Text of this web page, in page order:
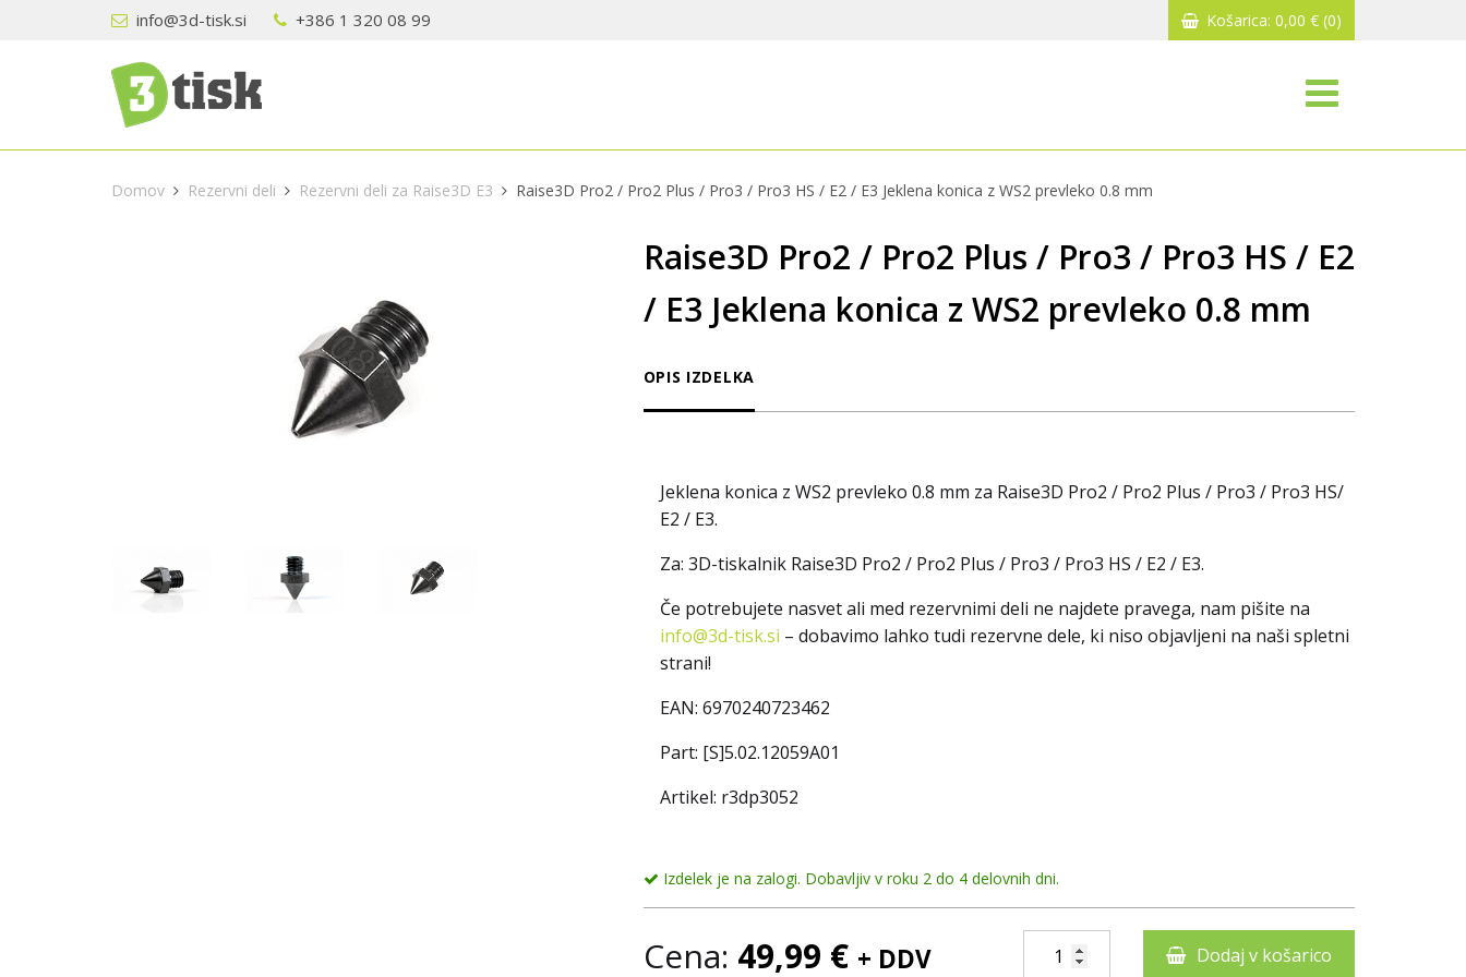
info@3d-tisk.si +386 1 320 08 99 Košarica: 0,00 € (0)
Domov Rezervni deli Rezervni deli za Raise3D E3 Raise3D Pro2 / Pro2 Plus / Pro3 / Pro3 HS / E2 / E3 Jeklena konica z WS2 prevleko 0.8 mm
Raise3D Pro2 / Pro2 Plus / Pro3 / Pro3 HS / E2
/ E3 Jeklena konica z WS2 prevleko 0.8 mm
OPIS IZDELKA
Jeklena konica z WS2 prevleko 0.8 mm za Raise3D Pro2 / Pro2 Plus / Pro3 / Pro3 HS/
E2 / E3.
Za: 3D-tiskalnik Raise3D Pro2 / Pro2 Plus / Pro3 / Pro3 HS / E2 / E3.
Če potrebujete nasvet ali med rezervnimi deli ne najdete pravega, nam pišite na
info@3d-tisk.si – dobavimo lahko tudi rezervne dele, ki niso objavljeni na naši spletni
strani!
EAN: 6970240723462
Part: [S]5.02.12059A01
Artikel: r3dp3052
Izdelek je na zalogi. Dobavljiv v roku 2 do 4 delovnih dni.
Cena: 49,99 € + DDV Dodaj v košarico